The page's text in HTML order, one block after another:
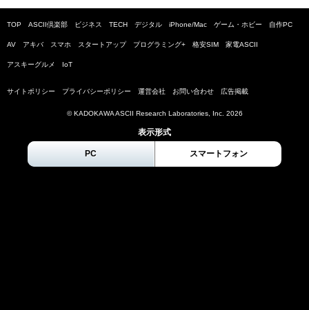
TOP ASCII倶楽部 ビジネス TECH デジタル iPhone/Mac ゲーム・ホビー 自作PC
AV アキバ スマホ スタートアップ プログラミング+ 格安SIM 家電ASCII
アスキーグルメ IoT
サイトポリシー プライバシーポリシー 運営会社 お問い合わせ 広告掲載
© KADOKAWA ASCII Research Laboratories, Inc. 2026
表示形式
PC スマートフォン